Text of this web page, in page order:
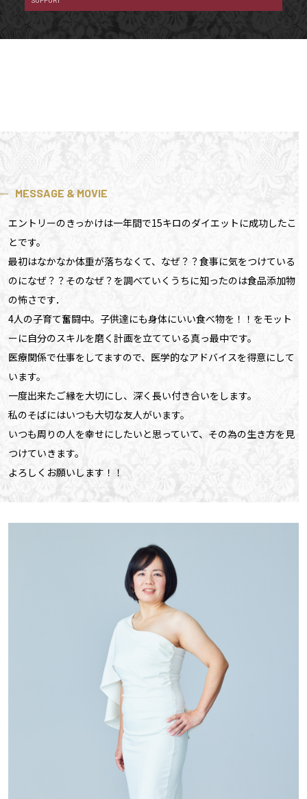
MESSAGE & MOVIE
エントリーのきっかけは一年間で15キロのダイエットに成功したこ
とです。
最初はなかなか体重が落ちなくて、なぜ？？食事に気をつけている
のになぜ？？そのなぜ？を調べていくうちに知ったのは食品添加物
の怖さです．
4人の子育て奮闘中。子供達にも身体にいい食べ物を！！をモット
ーに自分のスキルを磨く計画を立てている真っ最中です。
医療関係で仕事をしてますので、医学的なアドバイスを得意にして
います。
一度出来たご縁を大切にし、深く長い付き合いをします。
私のそばにはいつも大切な友人がいます。
いつも周りの人を幸せにしたいと思っていて、その為の生き方を見
つけていきます。